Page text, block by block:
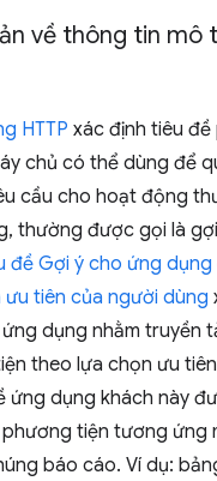
về thông tin mô
HTTP xác định tiêu đề
chủ có thể dùng để
cầu cho hoạt động
thường được gọi là
đề Gợi ý cho ứng
tiên của người dùng
dụng nhằm truyền
theo lựa chọn ưu
ứng dụng khách này
tiện tương ứng
báo cáo. Ví dụ: